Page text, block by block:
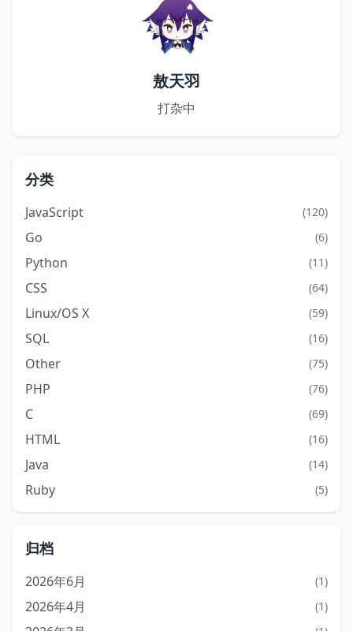
敖天羽
打杂中
分类
JavaScript (120)
Go (6)
Python (11)
CSS (64)
Linux/OS X (59)
SQL (16)
Other (75)
PHP (76)
C (69)
HTML (16)
Java (14)
Ruby (5)
归档
2026年6月 (1)
2026年4月 (1)